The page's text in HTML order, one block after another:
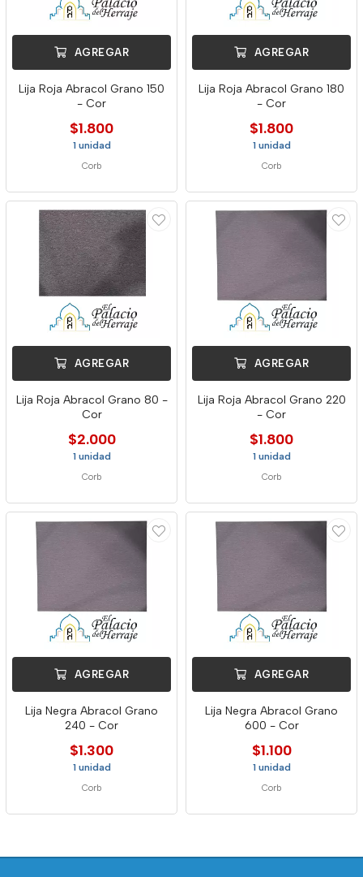
AGREGAR
Lija Roja Abracol Grano 150
- Cor
$1.800
1 unidad
Corb
AGREGAR
Lija Roja Abracol Grano 180
- Cor
$1.800
1 unidad
Corb
AGREGAR
Lija Roja Abracol Grano 80 -
Cor
$2.000
1 unidad
Corb
AGREGAR
Lija Roja Abracol Grano 220
- Cor
$1.800
1 unidad
Corb
AGREGAR
Lija Negra Abracol Grano
240 - Cor
$1.300
1 unidad
Corb
AGREGAR
Lija Negra Abracol Grano
600 - Cor
$1.100
1 unidad
Corb